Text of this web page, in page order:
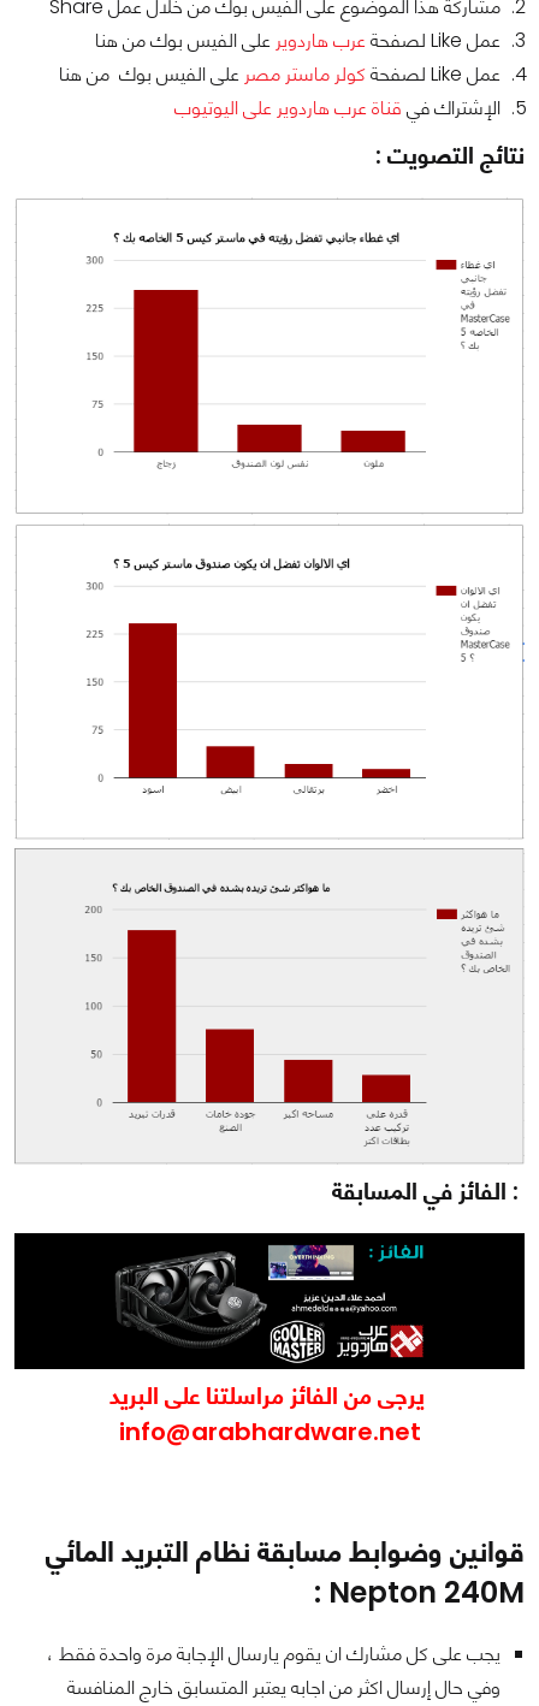
مشاركة هذا الموضوع على الفيس بوك من خلال عمل Share
عمل Like لصفحة
عرب هاردوير على الفيس بوك من هنا
عمل Like لصفحة
كولر ماستر مصر على الفيس بوك من هنا
الإشتراك في قناة عرب هاردوير على اليوتيوب
نتائج التصويت :
: الفائز في المسابقة
يرجى من الفائز مراسلتنا على البريد
info@arabhardware.net
قوانين وضوابط مسابقة نظام التبريد المائي
Nepton 240M :
يجب على كل مشارك ان يقوم يارسال الإجابة مرة واحدة فقط ،
وفي حال إرسال اكثر من اجابه يعتبر المتسابق خارج المنافسة